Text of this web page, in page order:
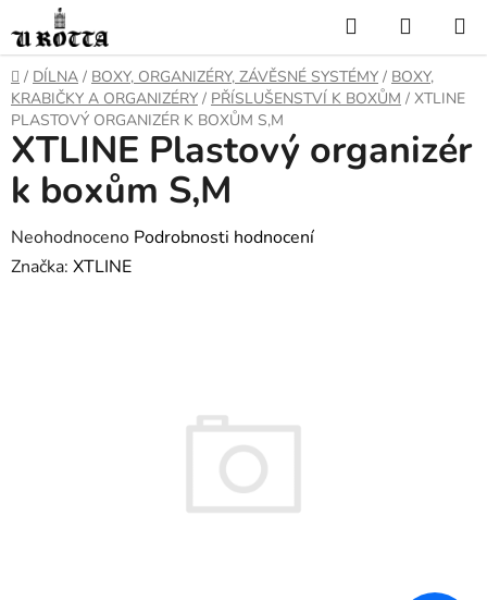
na
obsah
Hledat
KOŠÍK
DOMŮ
/ DÍLNA / BOXY, ORGANIZÉRY, ZÁVĚSNÉ SYSTÉMY / BOXY,
KRABIČKY A ORGANIZÉRY / PŘÍSLUŠENSTVÍ K BOXŮM / XTLINE
PLASTOVÝ ORGANIZÉR K BOXŮM S,M
XTLINE Plastový organizér
k boxům S,M
Průměrné
hodnocení
Neohodnoceno Podrobnosti hodnocení
Značka: XTLINE